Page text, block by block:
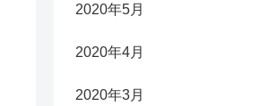
2020年5月
2020年4月
2020年3月